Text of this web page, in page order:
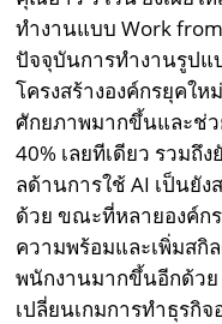
ทำงานแบบ Work
ปัจจุบันการทำงานรูปแ
โครงสร้างองค์กรยุคใ
ศักยภาพมากขึ้นและช่
40% เลยทีเดียว รวมถึ
ลด้านการใช้ AI เป็นยัง
ด้วย ขณะที่หลายองค์กร
ความพร้อมและเพิ่มสกิ
พนักงานมากขึ้นอีกด้วย
เปลี่ยนเกมการทำธุรกิ